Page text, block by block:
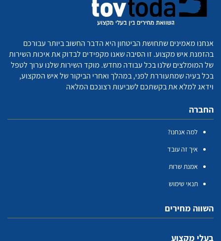
אנחנו מאמינים שתחושת הביטחון היא הדבר החשוב ביותר עבורכם
בהזמנת איש מקצוע. זו הסיבה שאנו מקפידים לבדוק את איכות השירות
של המומלצים שלנו בכל עבודה מחדש. מוקד השירות שלנו ערוך לטפל
בכל בעיה שמתעוררת לפני, במהלך ואחרי הביקור של איש המקצוע,
וידאג למלא את בקשתכם לשביעות רצונכם המלאה
החברה
למה אנחנו?
איך זה עובד
אמנת שרות
תנאי שימוש
השווה מחירים
בעלי מקצוע